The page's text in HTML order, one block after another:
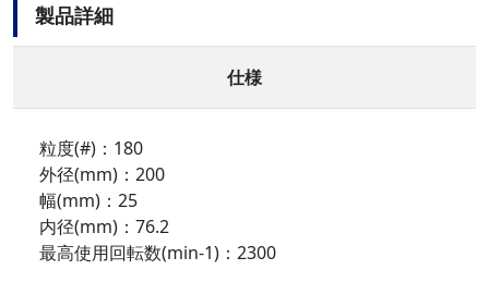
製品詳細
仕様
粒度(#)：180
外径(mm)：200
幅(mm)：25
内径(mm)：76.2
最高使用回転数(min-1)：2300